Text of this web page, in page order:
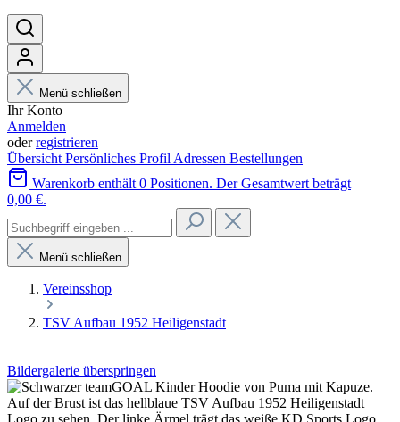
Menü schließen
Ihr Konto
Anmelden
oderregistrieren
Übersicht Persönliches Profil Adressen Bestellungen
Warenkorb enthält 0 Positionen. Der Gesamtwert beträgt
0,00 €.
Menü schließen
Vereinsshop
TSV Aufbau 1952 Heiligenstadt
Bildergalerie überspringen